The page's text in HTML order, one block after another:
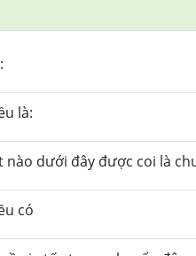
là:
nào dưới đây được coi là
có